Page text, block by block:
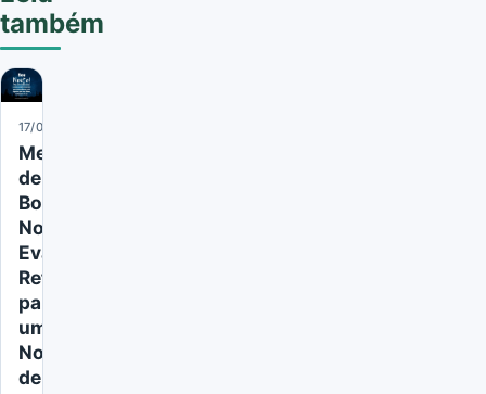
também
17/06/2024
Mensagens
de
Boa
Noite
Evangélica:
Reflexões
para
uma
Noite
de